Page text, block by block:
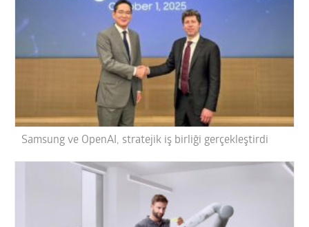
Samsung ve OpenAI, stratejik iş birliği gerçekleştirdi